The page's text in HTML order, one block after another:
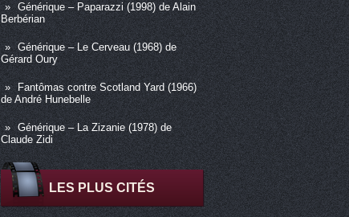
Générique – Paparazzi (1998) de Alain
Berbérian
Générique – Le Cerveau (1968) de
Gérard Oury
Fantômas contre Scotland Yard (1966)
de André Hunebelle
Générique – La Zizanie (1978) de
Claude Zidi
LES PLUS CITÉS